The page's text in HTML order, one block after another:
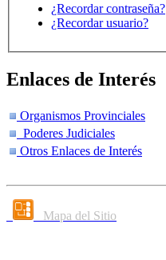
¿Recordar contraseña?
¿Recordar usuario?
Enlaces de Interés
Organismos Provinciales
Poderes Judiciales
Otros Enlaces de Interés
Mapa del Sitio